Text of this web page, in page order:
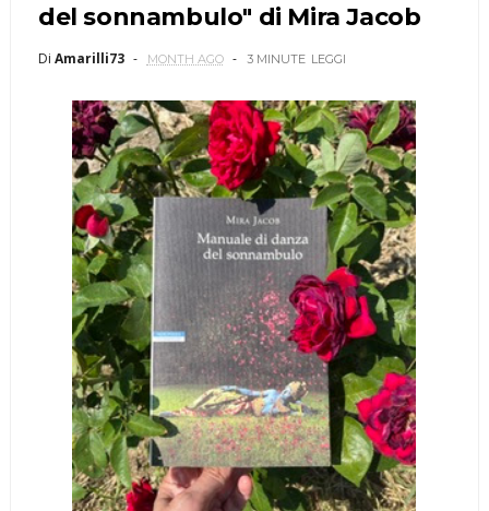
del sonnambulo" di Mira Jacob
Di Amarilli73 MONTH AGO 3 MINUTE LEGGI